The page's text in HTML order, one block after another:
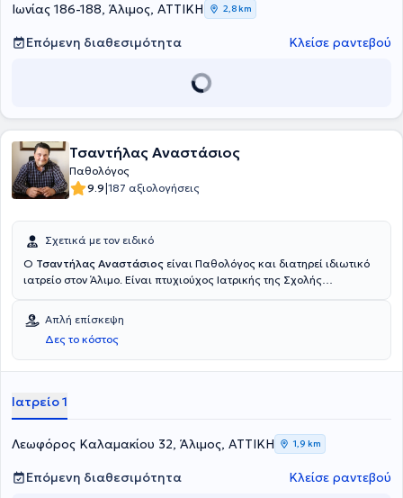
Ιωνίας 186-188, Άλιμος, ΑΤΤΙΚΗ 2,8 km
Επόμενη διαθεσιμότητα Κλείσε ραντεβού
Τσαντήλας Αναστάσιος
Παθολόγος
9.9|187 αξιολογήσεις
Σχετικά με τον ειδικό
Ο Τσαντήλας Αναστάσιος είναι Παθολόγος και διατηρεί ιδιωτικό
ιατρείο στον Άλιμο. Είναι πτυχιούχος Ιατρικής της Σχολής
ειδικεύτηκε στην Παθολογία, στην Αιματολογική Κλινική του Γενικού
Νοσοκομείου Πειραιά "Μεταξά" και στη Θεραπευτική Κλινική του
Εθνικού και Καποδιστριακού Πανεπιστημίου Αθηνών. Επιπλέον,
μετεκπαιδεύτηκε σε θέματα Κλινικής Διατροφής. Επιπροσθέτως,
Αθηνών και του Ιατρικού Κέντρου Αθηνών, στο Μαρούσι. Τέλος, ο
γιατρός είναι μέλος του Ιατρικού Συλλόγου Αθηνών.
Απλή επίσκεψη
Δες το κόστος
Ιατρείο 1
Λεωφόρος Καλαμακίου 32, Άλιμος, ΑΤΤΙΚΗ 1,9 km
Επόμενη διαθεσιμότητα Κλείσε ραντεβού